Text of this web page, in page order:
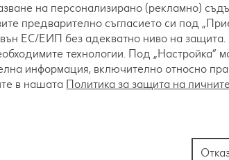
на персонализирано (рекламно)
предварително съгласието си под
ЕС/ЕИП без адекватно ниво на защита.
технологии. Под „Настройка“
информация, включително относно
в нашата Политика за защита на